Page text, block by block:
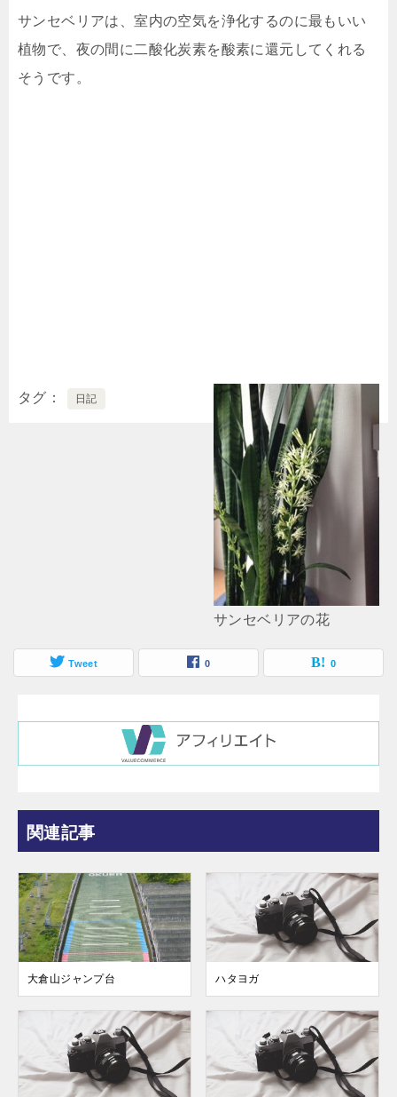
サンセベリアは、室内の空気を浄化するのに最もいい
植物で、夜の間に二酸化炭素を酸素に還元してくれる
そうです。
サンセベリアの花
タグ 日記
Tweet 0 0
関連記事
大倉山ジャンプ台 ハタヨガ